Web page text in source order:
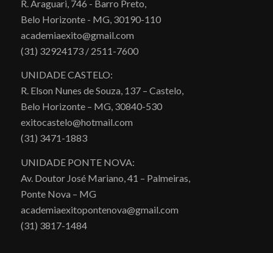
R. Araguari, 746 - Barro Preto,
Belo Horizonte - MG, 30190-110
academiaexito@gmail.com
(31) 32924173 / 2511-7600
UNIDADE CASTELO:
R. Elson Nunes de Souza, 137 – Castelo,
Belo Horizonte – MG, 30840-530
exitocastelo@hotmail.com
(31) 3471-1883
UNIDADE PONTE NOVA:
Av. Doutor José Mariano, 41 – Palmeiras,
Ponte Nova – MG
academiaexitopontenova@gmail.com
(31) 3817-1484